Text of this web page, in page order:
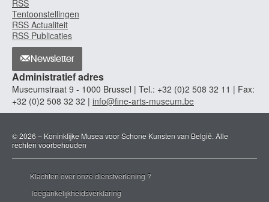
RSS
Tentoonstellingen
RSS Actualiteit
RSS Publicaties
Newsletter
Administratief adres
Museumstraat 9 - 1000 Brussel | Tel.: +32 (0)2 508 32 11 | Fax:
+32 (0)2 508 32 32 | info@fine-arts-museum.be
© 2026 – Koninklijke Musea voor Schone Kunsten van België. Alle
rechten voorbehouden
Klachten over onze dienstverlening ?
Toegankelijkheidsverklaring